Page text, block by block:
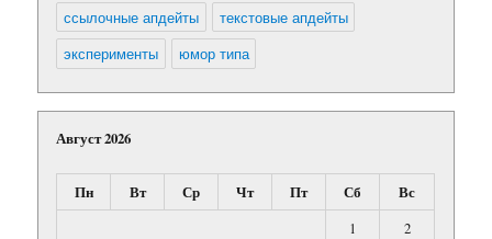
ссылочные апдейты
текстовые апдейты
эксперименты
юмор типа
Август 2026
Пн Вт Ср Чт Пт Сб Вс
1
2